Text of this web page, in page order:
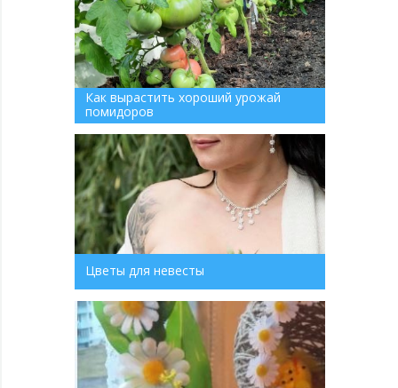
Как вырастить хороший урожай
помидоров
Цветы для невесты